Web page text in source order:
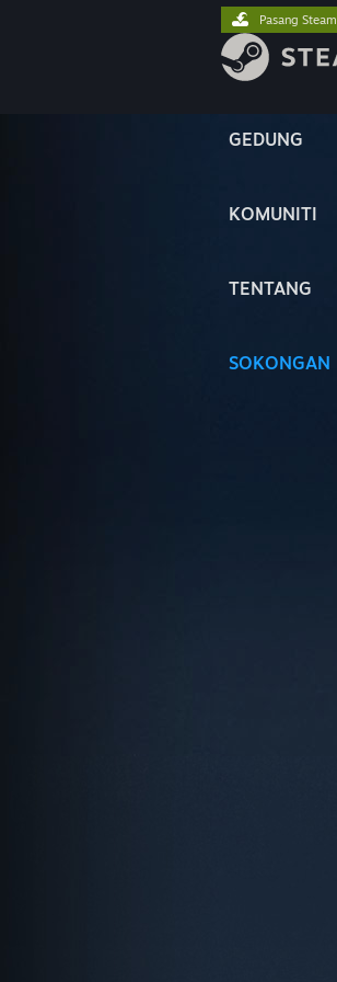
GEDUNG
KOMUNITI
TENTANG
SOKONGAN
Pasang Steam